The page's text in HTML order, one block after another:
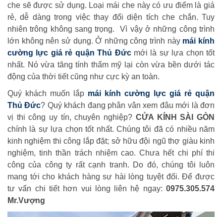
che sẽ được sử dụng. Loại mái che này có ưu điểm là giá
rẻ, dễ dàng trong việc thay đổi diện tích che chắn. Tuy
nhiên trông không sang trọng. Vì vậy ở những công trình
lớn không nên sử dụng. Ở những công trình này mái kính
cường lực giá rẻ quận Thủ Đứcmới là sự lựa chọn tốt
nhất. Nó vừa tăng tính thẩm mỹ lại còn vừa bền dưới tác
động của thời tiết cũng như cực kỳ an toàn.
Quý khách muốn lắp mái kính cường lực giá rẻ quận
Thủ Đức? Quý khách đang phân vân xem đâu mới là đơn
vị thi công uy tín, chuyên nghiệp? CỬA KÍNH SÀI GÒN
chính là sự lựa chọn tốt nhất. Chúng tôi đã có nhiều năm
kinh nghiệm thi công lắp đặt; sở hữu đội ngũ thợ giàu kinh
nghiệm, tinh thần trách nhiệm cao. Chưa hết chi phí thi
công của công ty rất cạnh tranh. Do đó, chúng tôi luôn
mang tới cho khách hàng sự hài lòng tuyệt đối. Để được
tư vấn chi tiết hơn vui lòng liên hệ ngay: 0975.305.574
Mr.Vượng